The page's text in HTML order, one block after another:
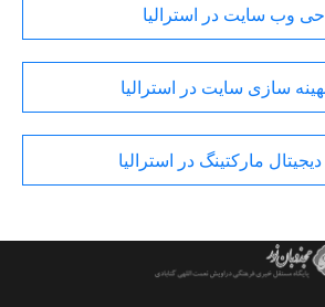
وب سایت در استرالیا
سازی سایت در استرالیا
مارکتینگ در استرالیا